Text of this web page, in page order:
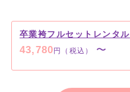
卒業袴フルセットレンタル
43,780円（税込） 〜